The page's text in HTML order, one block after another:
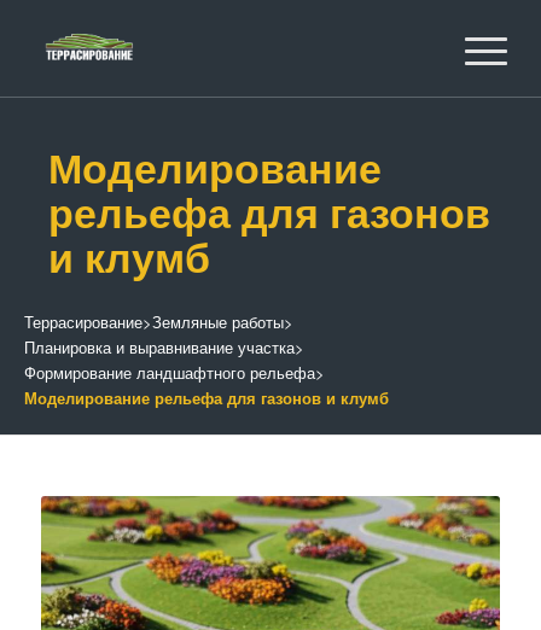
Моделирование
рельефа для газонов
и клумб
Террасирование>Земляные работы>
Планировка и выравнивание участка>
Формирование ландшафтного рельефа>
Моделирование рельефа для газонов и клумб